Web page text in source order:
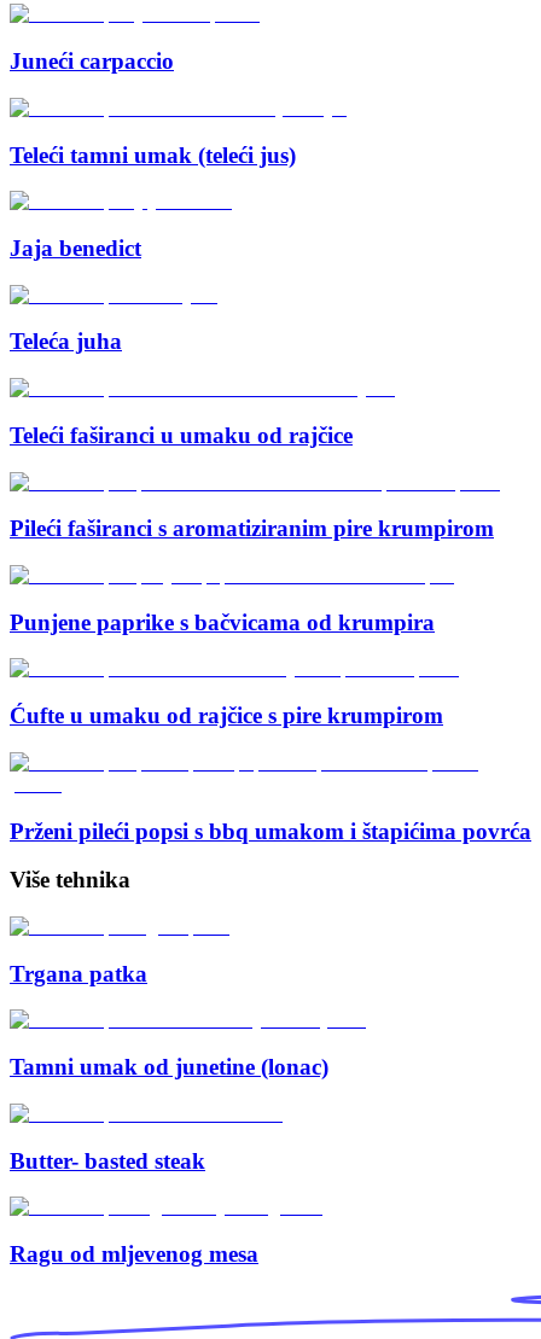
Juneći carpaccio
Teleći tamni umak (teleći jus)
Jaja benedict
Teleća juha
Teleći faširanci u umaku od rajčice
Pileći faširanci s aromatiziranim pire krumpirom
Punjene paprike s bačvicama od krumpira
Ćufte u umaku od rajčice s pire krumpirom
Prženi pileći popsi s bbq umakom i štapićima povrća
Više tehnika
Trgana patka
Tamni umak od junetine (lonac)
Butter- basted steak
Ragu od mljevenog mesa